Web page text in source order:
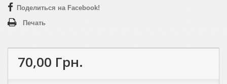
Поделиться на Facebook!
Печать
70,00 Грн.